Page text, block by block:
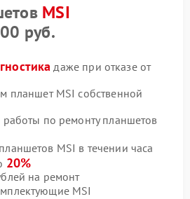
MSI
руб.
даже при отказе от
планшет MSI собственной
работы по ремонту планшетов
MSI в течении часа
20%
на ремонт
MSI